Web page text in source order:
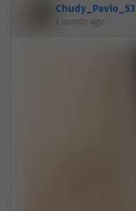
Chudy_Pavlo_53
1 month ago